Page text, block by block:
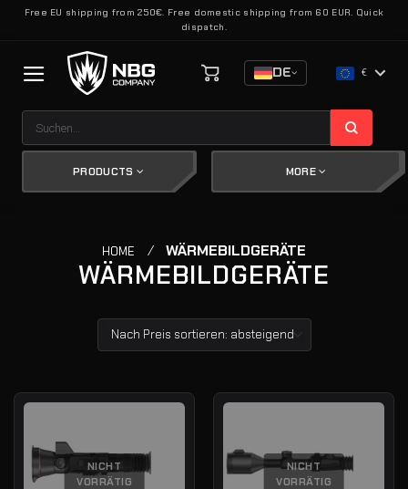
ZumFree EU shipping from 250€. Free domestic shipping from 60 EUR. Quick
dispatch.
DE €
nach:
PRODUCTS MORE
HOME / WÄRMEBILDGERÄTE
WÄRMEBILDGERÄTE
NICHT
VORRÄTIG
NICHT
VORRÄTIG